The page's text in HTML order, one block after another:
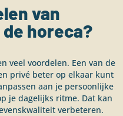
van
horeca?
veel voordelen. Een van de
privé beter op elkaar kunt
aan je persoonlijke
je dagelijks ritme. Dat kan
verbeteren.